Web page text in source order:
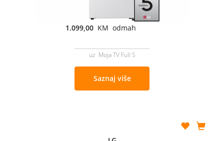
1.099,00 KM odmah
uz Moja TV Full S
Saznaj više